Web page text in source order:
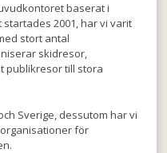
baserat i
2001, har vi varit
stort antal
skidresor,
publikresor till stora
Sverige, dessutom har vi
för